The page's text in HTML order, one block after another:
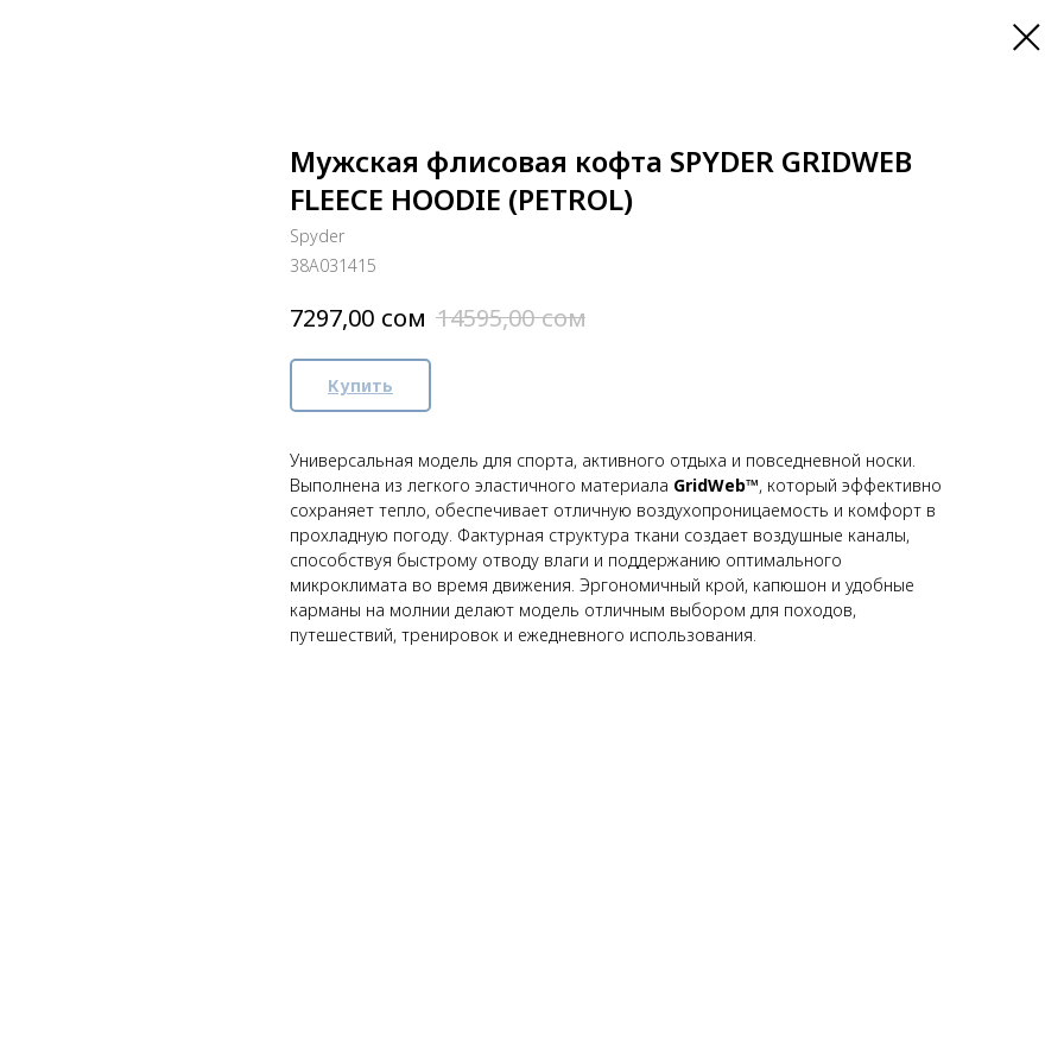
Мужская флисовая кофта SPYDER GRIDWEB
FLEECE HOODIE (PETROL)
Spyder
38A031415
7297,00 сом 14595,00 сом
Купить
Универсальная модель для спорта, активного отдыха и повседневной носки.
Выполнена из легкого эластичного материала GridWeb™, который эффективно
сохраняет тепло, обеспечивает отличную воздухопроницаемость и комфорт в
прохладную погоду. Фактурная структура ткани создает воздушные каналы,
способствуя быстрому отводу влаги и поддержанию оптимального
микроклимата во время движения. Эргономичный крой, капюшон и удобные
карманы на молнии делают модель отличным выбором для походов,
путешествий, тренировок и ежедневного использования.